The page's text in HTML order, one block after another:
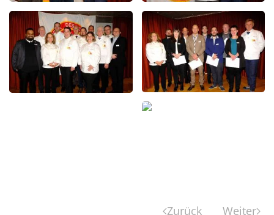
Zurück Weiter